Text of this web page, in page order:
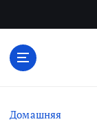
Домашняя